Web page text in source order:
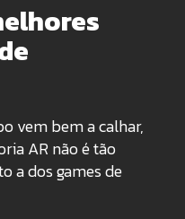
vem bem a calhar,
AR não é tão
a dos games de